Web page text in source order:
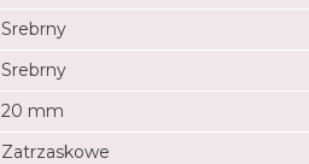
Srebrny
Srebrny
20 mm
Zatrzaskowe